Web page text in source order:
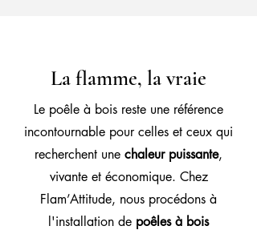
La flamme, la vraie
Le poêle à bois reste une référence
incontournable pour celles et ceux qui
recherchent une chaleur puissante,
vivante et économique. Chez
Flam’Attitude, nous procédons à
l'installation de poêles à bois